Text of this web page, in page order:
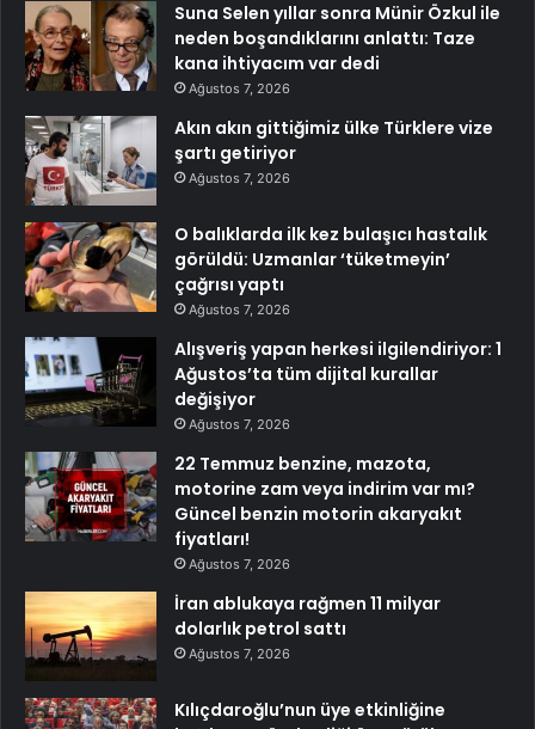
Suna Selen yıllar sonra Münir Özkul ile
neden boşandıklarını anlattı: Taze
kana ihtiyacım var dedi
Ağustos 7, 2026
Akın akın gittiğimiz ülke Türklere vize
şartı getiriyor
Ağustos 7, 2026
O balıklarda ilk kez bulaşıcı hastalık
görüldü: Uzmanlar ‘tüketmeyin’
çağrısı yaptı
Ağustos 7, 2026
Alışveriş yapan herkesi ilgilendiriyor: 1
Ağustos’ta tüm dijital kurallar
değişiyor
Ağustos 7, 2026
22 Temmuz benzine, mazota,
motorine zam veya indirim var mı?
Güncel benzin motorin akaryakıt
fiyatları!
Ağustos 7, 2026
İran ablukaya rağmen 11 milyar
dolarlık petrol sattı
Ağustos 7, 2026
Kılıçdaroğlu’nun üye etkinliğine